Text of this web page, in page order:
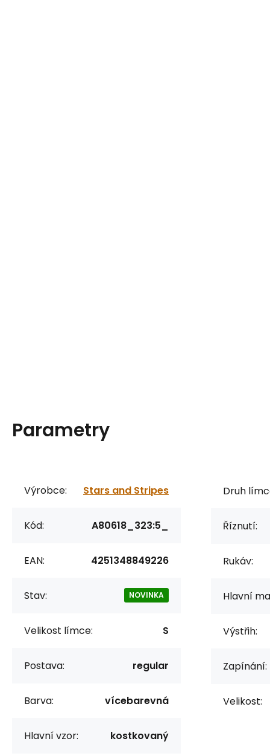
Parametry
Výrobce: Stars and Stripes
Kód: A80618_323:5_
EAN: 4251348849226
Stav: NOVINKA
Velikost límce: S
Postava: regular
Barva: vícebarevná
Hlavní vzor: kostkovaný
Druh
Říznutí:
Rukáv:
Hlavní
Výstřih:
Zapínání:
Velikost: